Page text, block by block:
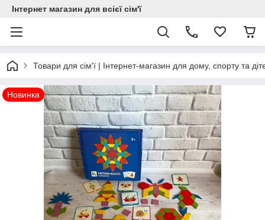
Інтернет магазин для всієї сім'ї
Товари для сім'ї | Інтернет-магазин для дому, спорту та
Новинка